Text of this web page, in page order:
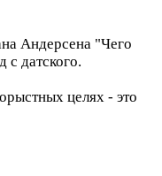
Андерсена "Чего
с датского.
целях - это